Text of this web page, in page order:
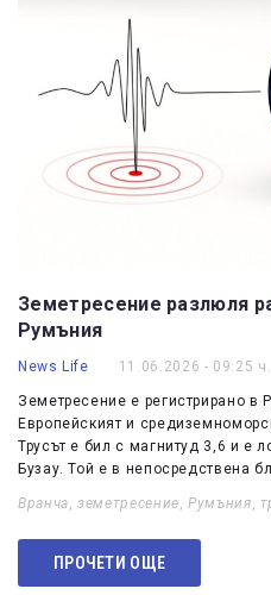
Земетресение разлюля
Румъния
News Life 11.06.2026 - 09:25 ч.
Земетресение е регистрирано в
Европейският и
Трусът е бил с магнитуд 3,6 и е
Бузау. Той е в непосредствена
Вранча,земетресение,Румъния,
ПРОЧЕТИ ОЩЕ